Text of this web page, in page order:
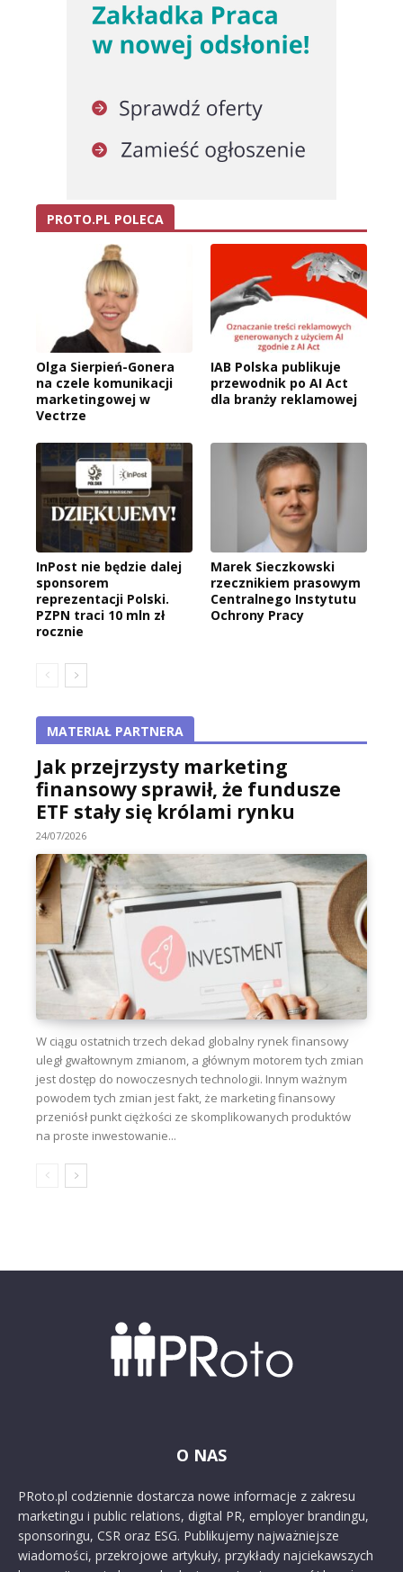
PROTO.PL POLECA
Olga Sierpień-Gonera
na czele komunikacji
marketingowej w
Vectrze
IAB Polska publikuje
przewodnik po AI Act
dla branży reklamowej
InPost nie będzie dalej
sponsorem
reprezentacji Polski.
PZPN traci 10 mln zł
rocznie
Marek Sieczkowski
rzecznikiem prasowym
Centralnego Instytutu
Ochrony Pracy
MATERIAŁ PARTNERA
Jak przejrzysty marketing
finansowy sprawił, że fundusze
ETF stały się królami rynku
24/07/2026
W ciągu ostatnich trzech dekad globalny rynek finansowy
uległ gwałtownym zmianom, a głównym motorem tych zmian
jest dostęp do nowoczesnych technologii. Innym ważnym
powodem tych zmian jest fakt, że marketing finansowy
przeniósł punkt ciężkości ze skomplikowanych produktów
na proste inwestowanie...
O NAS
PRoto.pl codziennie dostarcza nowe informacje z zakresu
marketingu i public relations, digital PR, employer brandingu,
sponsoringu, CSR oraz ESG. Publikujemy najważniejsze
wiadomości, przekrojowe artykuły, przykłady najciekawszych